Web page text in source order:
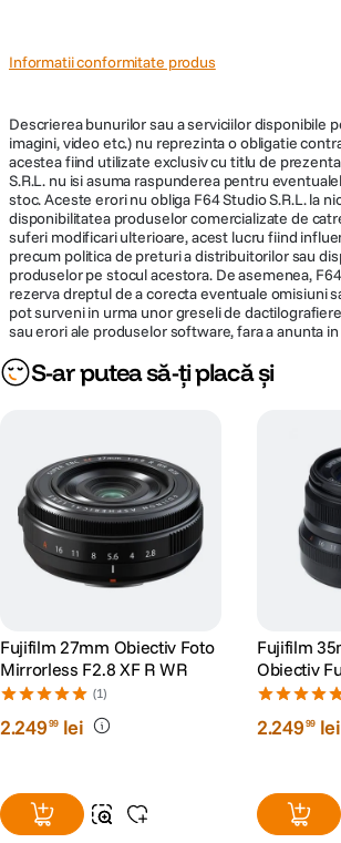
Diametru
maxim
84 mm
Lungime 84 x 99,4 mm
Greutate 510 g
Informatii conformitate produs
Descrierea bunurilor sau a serviciilor disponibile
imagini, video etc.) nu reprezinta o obligatie
acestea fiind utilizate exclusiv cu titlu de
S.R.L. nu isi asuma raspunderea pentru
stoc. Aceste erori nu obliga F64 Studio S.R.L. la
disponibilitatea produselor comercializate de
suferi modificari ulterioare, acest lucru fiind
precum politica de preturi a distribuitorilor sau
produselor pe stocul acestora. De asemenea,
rezerva dreptul de a corecta eventuale omisiuni
pot surveni in urma unor greseli de
sau erori ale produselor software, fara a anunta in
S-ar putea să-ți placă și
Fujifilm 27mm Obiectiv Foto
Mirrorless F2.8 XF R WR
(1)
2.24999 lei
Fujifilm
Obiectiv
2.24999 lei